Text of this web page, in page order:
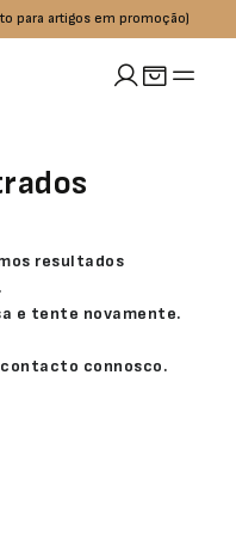
para artigos em promoção)
resultados
e tente novamente.
connosco.